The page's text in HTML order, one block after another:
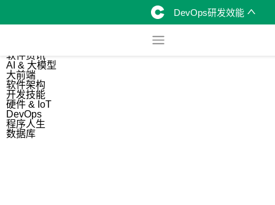
DevOps研发效能
软件资讯
AI & 大模型
大前端
软件架构
开发技能
硬件 & IoT
DevOps
程序人生
数据库